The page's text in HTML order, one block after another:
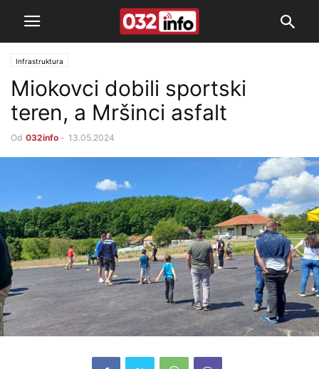
Infrastruktura
Miokovci dobili sportski
teren, a Mršinci asfalt
Od 032info - 13.05.2024